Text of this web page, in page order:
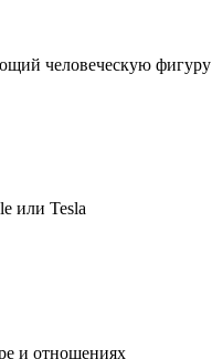
человеческую фигуру
или Tesla
и отношениях